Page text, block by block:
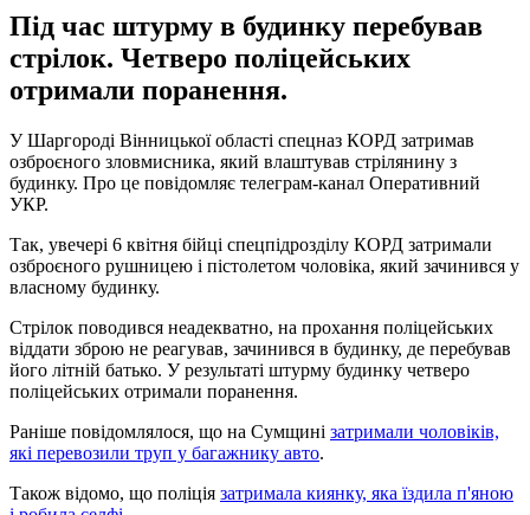
Під час штурму в будинку перебував
стрілок. Четверо поліцейських
отримали поранення.
У Шаргороді Вінницької області спецназ КОРД затримав
озброєного зловмисника, який влаштував стрілянину з
будинку. Про це повідомляє телеграм-канал Оперативний
УКР.
Так, увечері 6 квітня бійці спецпідрозділу КОРД затримали
озброєного рушницею і пістолетом чоловіка, який зачинився у
власному будинку.
Стрілок поводився неадекватно, на прохання поліцейських
віддати зброю не реагував, зачинився в будинку, де перебував
його літній батько. У результаті штурму будинку четверо
поліцейських отримали поранення.
Раніше повідомлялося, що на Сумщині затримали чоловіків,
які перевозили труп у багажнику авто.
Також відомо, що поліція затримала киянку, яка їздила п'яною